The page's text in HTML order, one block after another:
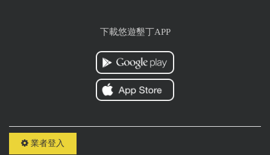
超適合帶小朋友來玩耍，親子同樂趣味滿分
下載悠遊墾丁APP
業者登入